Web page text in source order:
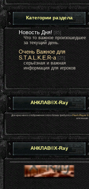
Категории раздела
Новость Дня! [85]
Что то важное произошедшее
за текущий день.
Очень Важное для
S.T.A.L.K.E.R-а [25]
серьёзная и важная
информация для игроков
АНКЛАВ©X-Ray
Для красивого отображения этого блока требуетсяFlash Player 9
или выше.
АНКЛАВ©X-Ray